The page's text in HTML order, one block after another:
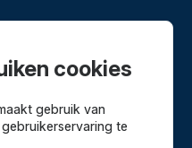
cookies
gebruik van
te